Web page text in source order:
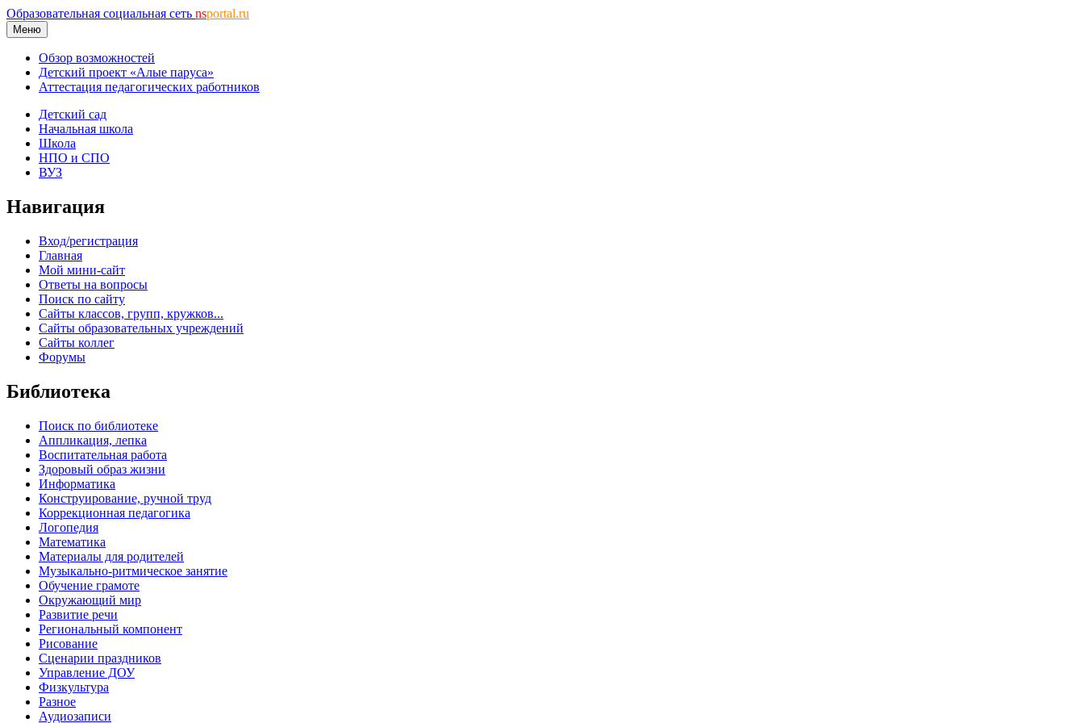
Образовательная социальная сеть nsportal.ru
Меню
Обзор возможностей
Детский проект «Алые паруса»
Аттестация педагогических работников
Детский сад
Начальная школа
Школа
НПО и СПО
ВУЗ
Навигация
Вход/регистрация
Главная
Мой мини-сайт
Ответы на вопросы
Поиск по сайту
Сайты классов, групп, кружков...
Сайты образовательных учреждений
Сайты коллег
Форумы
Библиотека
Поиск по библиотеке
Аппликация, лепка
Воспитательная работа
Здоровый образ жизни
Информатика
Конструирование, ручной труд
Коррекционная педагогика
Логопедия
Математика
Материалы для родителей
Музыкально-ритмическое занятие
Обучение грамоте
Окружающий мир
Развитие речи
Региональный компонент
Рисование
Сценарии праздников
Управление ДОУ
Физкультура
Разное
Аудиозаписи